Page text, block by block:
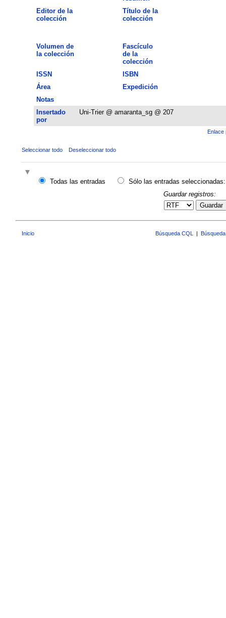
Editor de la
colección
Título de la
colección
Volumen de
la colección
Fascículo
de la
colección
ISSN
ISBN
Área
Expedición
Notas
Insertado
por
Uni-Trier @ amaranta_sg @ 207
Enlace
Seleccionar todo Deseleccionar todo
Todas las entradas
Sólo las entradas seleccionadas:
Guardar registros:
Guardar
Inicio Búsqueda CQL